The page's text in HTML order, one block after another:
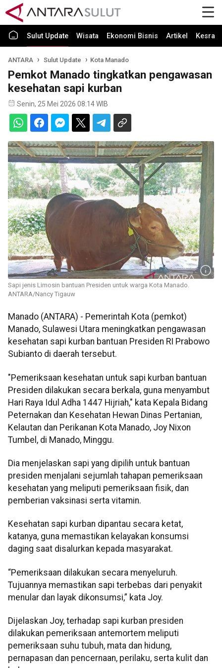
Sulut Update Wisata Ekonomi Bisnis Artikel Kesra
ANTARA Sulut Update Kota Manado
Pemkot Manado tingkatkan pengawasan
kesehatan sapi kurban
Senin, 25 Mei 2026 08:14 WIB
Sapi jenis Limosin bantuan Presiden untuk warga Kota Manado.
ANTARA/Nancy Tigauw
Manado (ANTARA) - Pemerintah Kota (pemkot)
Manado, Sulawesi Utara meningkatkan pengawasan
kesehatan sapi kurban bantuan Presiden RI Prabowo
Subianto di daerah tersebut.
"Pemeriksaan kesehatan untuk sapi kurban bantuan
Presiden dilakukan secara berkala, guna menyambut
Hari Raya Idul Adha 1447 Hijriah," kata Kepala Bidang
Peternakan dan Kesehatan Hewan Dinas Pertanian,
Kelautan dan Perikanan Kota Manado, Joy Nixon
Tumbel, di Manado, Minggu.
Dia menjelaskan sapi yang dipilih untuk bantuan
presiden menjalani sejumlah tahapan pemeriksaan
kesehatan yang meliputi pemeriksaan fisik, dan
pemberian vaksinasi serta vitamin.
Kesehatan sapi kurban dipantau secara ketat,
katanya, guna memastikan kelayakan konsumsi
daging saat disalurkan kepada masyarakat.
“Pemeriksaan dilakukan secara menyeluruh.
Tujuannya memastikan sapi terbebas dari penyakit
menular dan layak dikonsumsi,” kata Joy.
Dijelaskan Joy, terhadap sapi kurban presiden
dilakukan pemeriksaan antemortem meliputi
pemeriksaan suhu tubuh, mata dan hidung,
pernapasan dan pencernaan, perilaku, serta kulit dan